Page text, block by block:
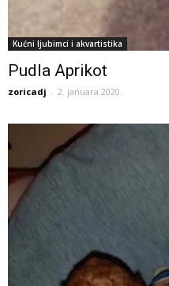
Kućni ljubimci i akvartistika
Pudla Aprikot
zoricadj - 2. januara 2020.